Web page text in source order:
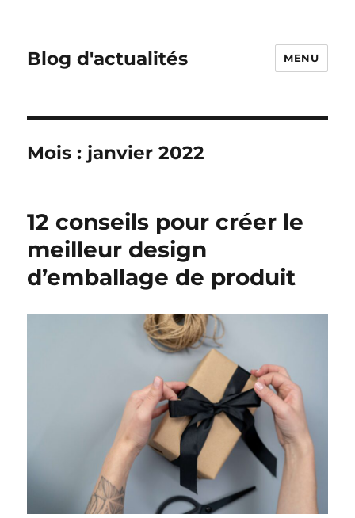
Blog d'actualités MENU
Mois : janvier 2022
12 conseils pour créer le
meilleur design
d’emballage de produit